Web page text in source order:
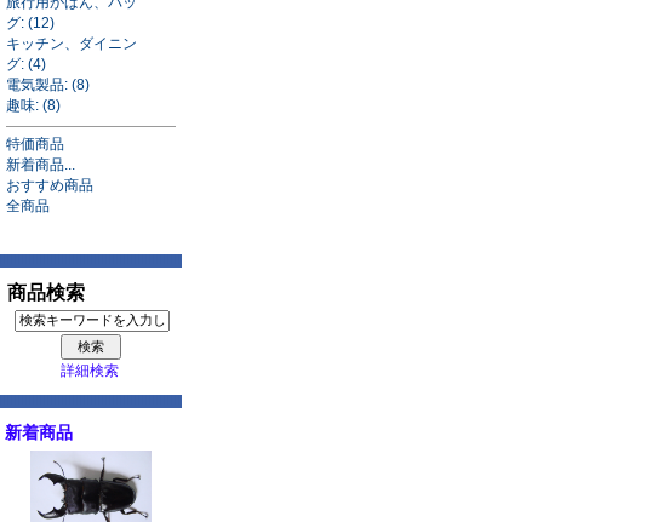
グ: (12)
キッチン、ダイニン
グ: (4)
電気製品: (8)
趣味: (8)
特価商品
新着商品...
おすすめ商品
全商品
商品検索
詳細検索
新着商品